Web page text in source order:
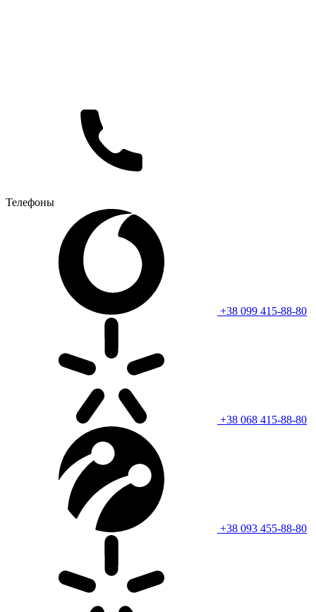
Телефоны
+38 099 415-88-80
+38 068 415-88-80
+38 093 455-88-80